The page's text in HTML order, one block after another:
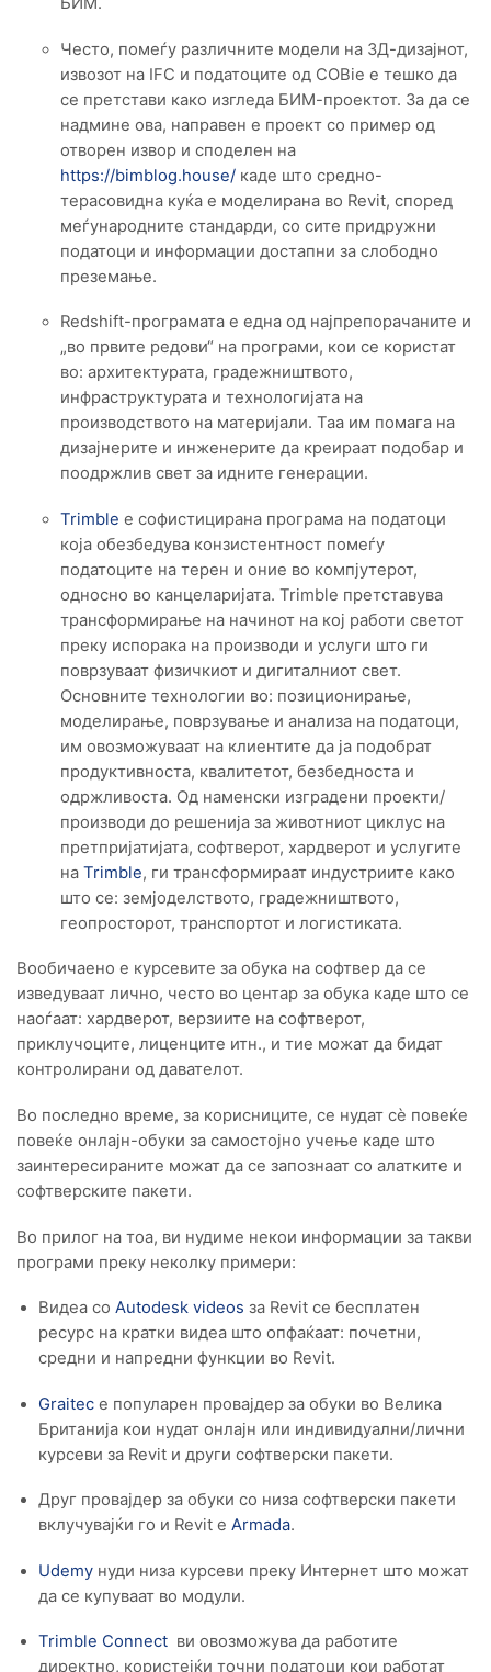
Често, помеѓу различните модели на 3Д-дизајнот,
извозот на IFC и податоците од COBie е тешко да
се претстави како изгледа БИМ-проектот. За да се
надмине ова, направен е проект со пример од
отворен извор и споделен на
https://bimblog.house/ каде што средно-
терасовидна куќа е моделирана во Revit, според
меѓународните стандарди, со сите придружни
податоци и информации достапни за слободно
преземање.
Redshift-програмата е една од најпрепорачаните и
„во првите редови“ на програми, кои се користат
во: архитектурата, градежништвото,
инфраструктурата и технологијата на
производството на материјали. Таа им помага на
дизајнерите и инженерите да креираат подобар и
поодржлив свет за идните генерации.
Trimble е софистицирана програма на податоци
која обезбедува конзистентност помеѓу
податоците на терен и оние во компјутерот,
односно во канцеларијата. Trimble претставува
трансформирање на начинот на кој работи светот
преку испорака на производи и услуги што ги
поврзуваат физичкиот и дигиталниот свет.
Основните технологии во: позиционирање,
моделирање, поврзување и анализа на податоци,
им овозможуваат на клиентите да ја подобрат
продуктивноста, квалитетот, безбедноста и
одржливоста. Од наменски изградени проекти/
производи до решенија за животниот циклус на
претпријатијата, софтверот, хардверот и услугите
на Trimble, ги трансформираат индустриите како
што се: земјоделството, градежништвото,
геопросторот, транспортот и логистиката.
Вообичаено е курсевите за обука на софтвер да се
изведуваат лично, често во центар за обука каде што се
наоѓаат: хардверот, верзиите на софтверот,
приклучоците, лиценците итн., и тие можат да бидат
контролирани од давателот.
Во последно време, за корисниците, се нудат сѐ повеќе
повеќе онлајн-обуки за самостојно учење каде што
заинтересираните можат да се запознаат со алатките и
софтверските пакети.
Во прилог на тоа, ви нудиме некои информации за такви
прогрaми преку неколку примери:
Видеа со Autodesk videos за Revit се бесплатен
ресурс на кратки видеа што опфаќаат: почетни,
средни и напредни функции во Revit.
Graitec е популарен провајдер за обуки во Велика
Британија кои нудат онлајн или индивидуални/лични
курсеви за Revit и други софтверски пакети.
Друг провајдер за обуки со низа софтверски пакети
вклучувајќи го и Revit е Armada.
Udemy нуди низа курсеви преку Интернет што можат
да се купуваат во модули.
Trimble Connect ви овозможува да работите
директно, користејќи точни податоци кои работат